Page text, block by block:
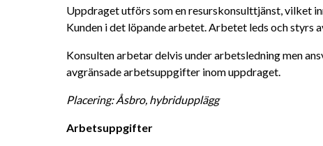
Uppdraget utförs som en resurskonsulttjänst, vilket
Kunden i det löpande arbetet. Arbetet leds och styrs
Konsulten arbetar delvis under arbetsledning men
avgränsade arbetsuppgifter inom uppdraget.
Placering: Åsbro, hybridupplägg
Arbetsuppgifter